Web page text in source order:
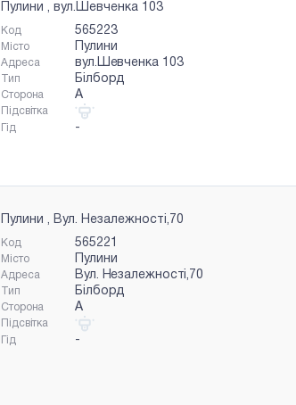
Пулини , вул.Шевченка 103
Код 565223
Місто Пулини
Адреса вул.Шевченка 103
Тип Білборд
Сторона A
Підсвітка
Гід
-
Пулини , Вул. Незалежності,70
Код 565221
Місто Пулини
Адреса Вул. Незалежності,70
Тип Білборд
Сторона A
Підсвітка
Гід
-